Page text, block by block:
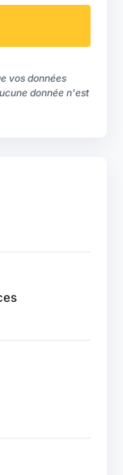
vos données
donnée n'est